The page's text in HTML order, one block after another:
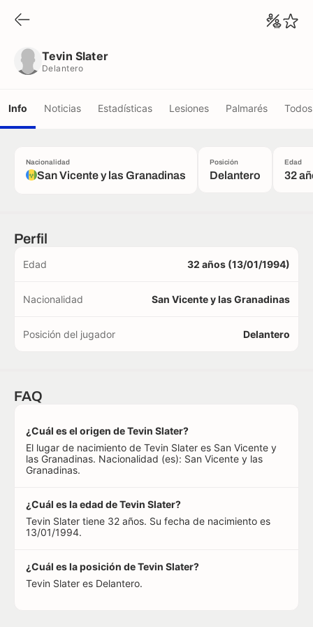
Tevin Slater
Delantero
Info Noticias Estadísticas Lesiones Palmarés
Nacionalidad
San Vicente y las Granadinas
Posición
Delantero
Edad
32
Perfil
Edad 32 años (13/01/1994)
Nacionalidad San Vicente y las Granadinas
Posición del jugador Delantero
FAQ
¿Cuál es el origen de Tevin Slater?
El lugar de nacimiento de Tevin Slater es San Vicente y
las Granadinas. Nacionalidad (es): San Vicente y las
Granadinas.
¿Cuál es la edad de Tevin Slater?
Tevin Slater tiene 32 años. Su fecha de nacimiento es
13/01/1994.
¿Cuál es la posición de Tevin Slater?
Tevin Slater es Delantero.